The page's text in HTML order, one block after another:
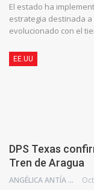
El estado ha
estrategia destinada
evolucionado con el
EE.UU
DPS Texas
Tren de Aragua
ANGÉLICA ANTÍA AZUAJE